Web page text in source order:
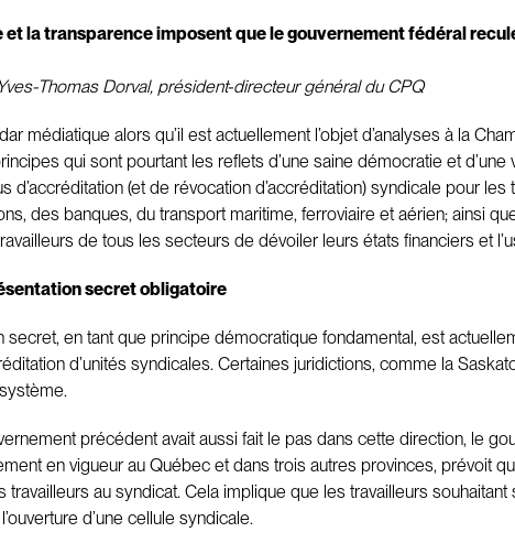
et la transparence imposent que le gouvernement fédéral
Thomas Dorval, président-directeur général du CPQ
médiatique alors qu’il est actuellement l’objet d’analyses à la
qui sont pourtant les reflets d’une saine démocratie et
d’accréditation (et de révocation d’accréditation) syndicale pour
des banques, du transport maritime, ferroviaire et aérien; ainsi
de tous les secteurs de dévoiler leurs états financiers et
secret obligatoire
secret, en tant que principe démocratique fondamental, est
d’unités syndicales. Certaines juridictions, comme la
précédent avait aussi fait le pas dans cette direction, le
en vigueur au Québec et dans trois autres provinces, prévoit
au syndicat. Cela implique que les travailleurs
d’une cellule syndicale.